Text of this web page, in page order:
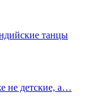
танцы
не детские, а…